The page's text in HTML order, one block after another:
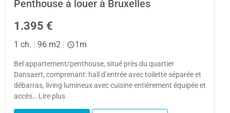
Penthouse à louer à Bruxelles
1.395 €
1 ch. 96 m2 1m
Bel appartement/penthouse, situé près du quartier
Dansaert, comprenant: hall d’entrée avec toilette séparée et
débarras, living lumineux avec cuisine entièrement équipée et
accès… Lire plus